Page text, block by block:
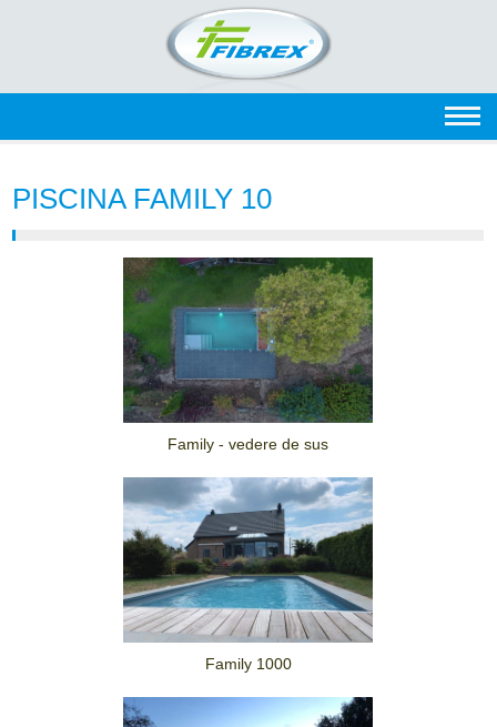
PISCINA FAMILY 10
Family - vedere de sus
Family 1000